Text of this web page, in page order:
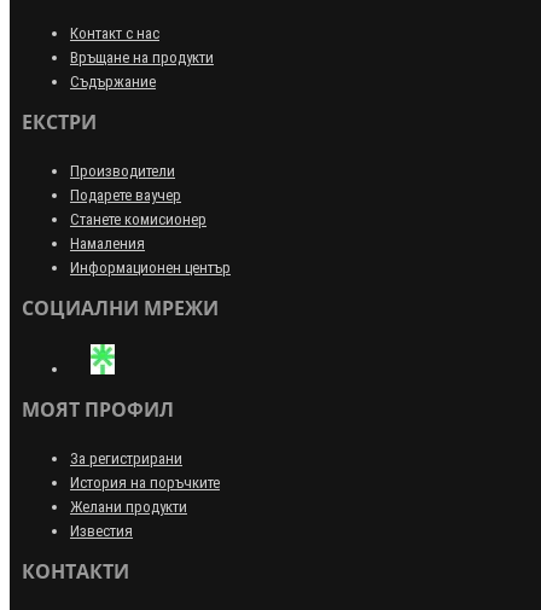
Контакт с нас
Връщане на продукти
Съдържание
ЕКСТРИ
Производители
Подарете ваучер
Станете комисионер
Намаления
Информационен център
СОЦИАЛНИ МРЕЖИ
МОЯТ ПРОФИЛ
За регистрирани
История на поръчките
Желани продукти
Известия
КОНТАКТИ